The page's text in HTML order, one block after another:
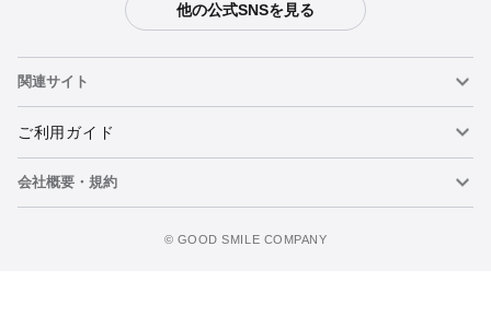
他の公式SNSを見る
関連サイト
ねんどろいど
ねんどろいどフェイスメーカー
ご利用ガイド
重要なお知らせ
会社概要・規約
©️ GOOD SMILE COMPANY